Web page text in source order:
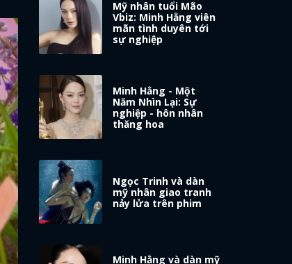
Mỹ nhân tuổi Mão
Vbiz: Minh Hằng viên
mãn tình duyên tới
sự nghiệp
Minh Hằng - Một
Năm Nhìn Lại: Sự
nghiệp - hôn nhân
thăng hoa
Ngọc Trinh và dàn
mỹ nhân giao tranh
nảy lửa trên phim
Minh Hằng và dàn mỹ